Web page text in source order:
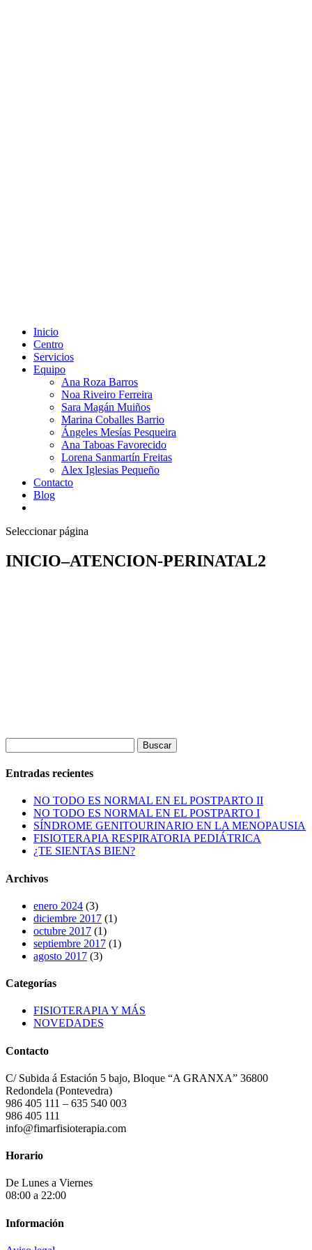
Inicio
Centro
Servicios
Equipo
Ana Roza Barros
Noa Riveiro Ferreira
Sara Magán Muiños
Marina Coballes Barrio
Ángeles Mesías Pesqueira
Ana Taboas Favorecido
Lorena Sanmartín Freitas
Alex Iglesias Pequeño
Contacto
Blog
Seleccionar página
INICIO–ATENCION-PERINATAL2
Entradas recientes
NO TODO ES NORMAL EN EL POSTPARTO II
NO TODO ES NORMAL EN EL POSTPARTO I
SÍNDROME GENITOURINARIO EN LA MENOPAUSIA
FISIOTERAPIA RESPIRATORIA PEDIÁTRICA
¿TE SIENTAS BIEN?
Archivos
enero 2024 (3)
diciembre 2017 (1)
octubre 2017 (1)
septiembre 2017 (1)
agosto 2017 (3)
Categorías
FISIOTERAPIA Y MÁS
NOVEDADES
Contacto
C/ Subida á Estación 5 bajo, Bloque “A GRANXA” 36800
Redondela (Pontevedra)
986 405 111 – 635 540 003
986 405 111
info@fimarfisioterapia.com
Horario
De Lunes a Viernes
08:00 a 22:00
Información